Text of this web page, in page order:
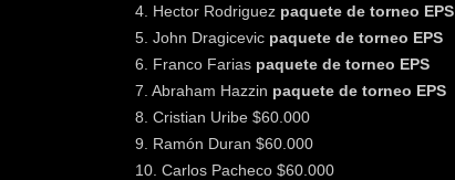
4. Hector Rodriguez paquete de torneo EPS
5. John Dragicevic paquete de torneo EPS
6. Franco Farias paquete de torneo EPS
7. Abraham Hazzin paquete de torneo EPS
8. Cristian Uribe $60.000
9. Ramón Duran $60.000
10. Carlos Pacheco $60.000